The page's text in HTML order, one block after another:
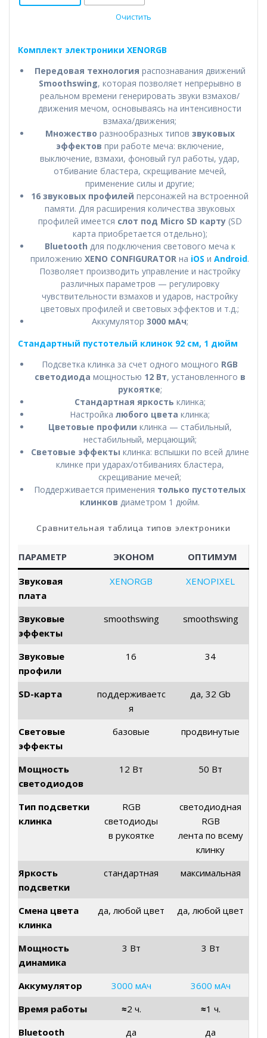
Очистить
Комплект электроники XENORGB
Передовая технология распознавания движений
Smoothswing, которая позволяет непрерывно в
реальном времени генерировать звуки взмахов/
движения мечом, основываясь на интенсивности
взмаха/движения;
Множество разнообразных типов звуковых
эффектов при работе меча: включение,
выключение, взмахи, фоновый гул работы, удар,
отбивание бластера, скрещивание мечей,
применение силы и другие;
16 звуковых профилей персонажей на встроенной
памяти. Для расширения количества звуковых
профилей имеется слот под Micro SD карту(SD
карта приобретается отдельно);
Bluetooth для подключения светового меча к
приложению XENO CONFIGURATOR на iOS и Android.
Позволяет производить управление и настройку
различных параметров — регулировку
чувствительности взмахов и ударов, настройку
цветовых профилей и световых эффектов и т.д.;
Аккумулятор 3000 мАч;
Стандартный пустотелый клинок 92 см, 1 дюйм
Подсветка клинка за счет одного мощного RGB
светодиода мощностью 12 Вт, установленного в
рукоятке;
Стандартная яркость клинка;
Настройка любого цвета клинка;
Цветовые профили клинка — стабильный,
нестабильный, мерцающий;
Световые эффекты клинка: вспышки по всей длине
клинке при ударах/отбиваниях бластера,
скрещивание мечей;
Поддерживается применения только пустотелых
клинков диаметром 1 дюйм.
Сравнительная таблица типов электроники
ПАРАМЕТР ЭКОНОМ ОПТИМУМ
Звуковая
плата
XENORGB XENOPIXEL
Звуковые
эффекты
smoothswing smoothswing
Звуковые
профили
16 34
SD-карта
поддерживаетс
я
да, 32 Gb
Световые
эффекты
базовые продвинутые
Мощность
светодиодов
12 Вт 50 Вт
Тип подсветки
клинка
RGB
светодиоды
в рукоятке
светодиодная
RGB
лента по всему
клинку
Яркость
подсветки
стандартная максимальная
Смена цвета
клинка
да, любой цвет да, любой цвет
Мощность
динамика
3 Вт 3 Вт
Аккумулятор 3000 мАч
3600 мАч
Время работы
≈2 ч. ≈1 ч.
Bluetooth
да да